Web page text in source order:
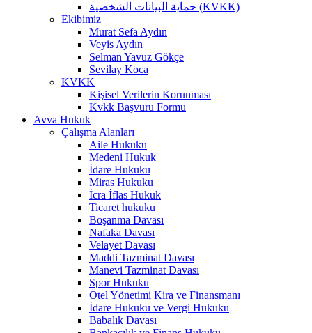
حماية البيانات الشخصية (KVKK)
Ekibimiz
Murat Sefa Aydın
Veyis Aydın
Selman Yavuz Gökçe
Sevilay Koca
KVKK
Kişisel Verilerin Korunması
Kvkk Başvuru Formu
Avva Hukuk
Çalışma Alanları
Aile Hukuku
Medeni Hukuk
İdare Hukuku
Miras Hukuku
İcra İflas Hukuk
Ticaret hukuku
Boşanma Davası
Nafaka Davası
Velayet Davası
Maddi Tazminat Davası
Manevi Tazminat Davası
Spor Hukuku
Otel Yönetimi Kira ve Finansmanı
İdare Hukuku ve Vergi Hukuku
Babalık Davası